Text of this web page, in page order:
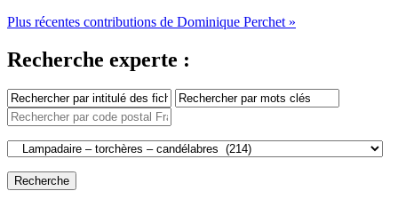
Plus récentes contributions de Dominique Perchet »
Recherche experte :